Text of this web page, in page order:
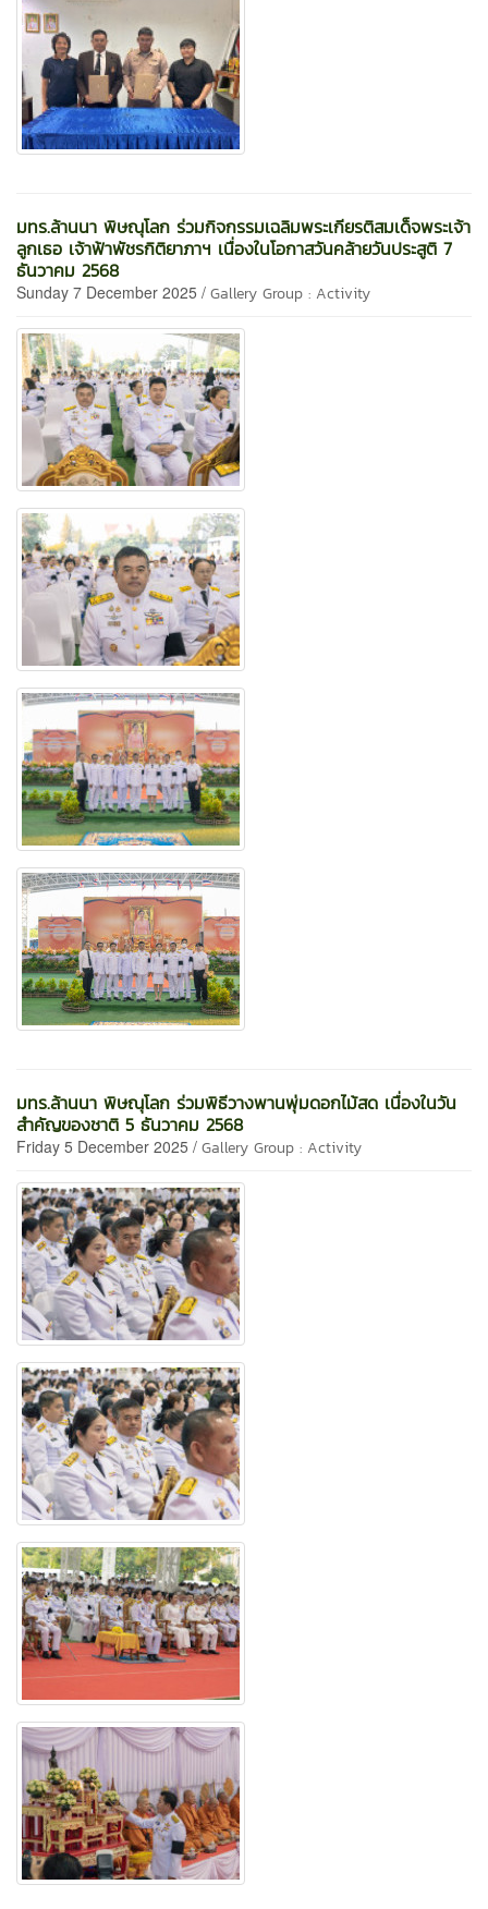
มทร.ล้านนา พิษณุโลก ร่วมกิจกรรมเฉลิมพระเกียรติสมเด็จพระเจ้า
ลูกเธอ เจ้าฟ้าพัชรกิติยาภาฯ เนื่องในโอกาสวันคล้ายวันประสูติ 7
ธันวาคม 2568
Sunday 7 December 2025 / Gallery Group : Activity
มทร.ล้านนา พิษณุโลก ร่วมพิธีวางพานพุ่มดอกไม้สด เนื่องในวัน
สำคัญของชาติ 5 ธันวาคม 2568
Friday 5 December 2025 / Gallery Group : Activity